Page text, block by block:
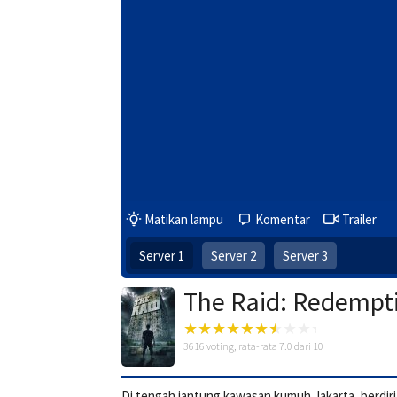
Matikan lampu Komentar Trailer
Server 1 Server 2 Server 3
The Raid:
3616 voting, rata-rata 7.0 dari 10